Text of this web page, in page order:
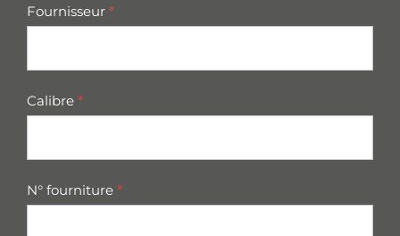
Fournisseur *
Calibre *
N° fourniture *